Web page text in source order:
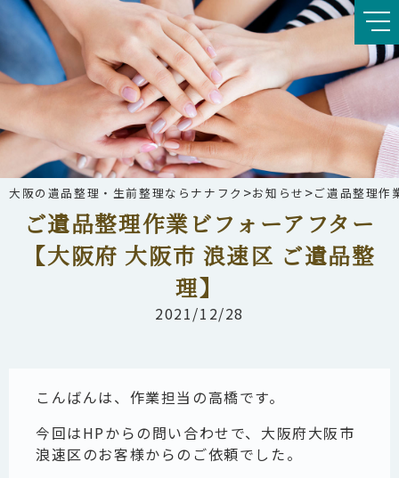
大阪の遺品整理・生前整理ならナナフク >お知らせ >ご遺品整理作
ご遺品整理作業ビフォーアフター
【大阪府 大阪市 浪速区 ご遺品整
理】
2021/12/28
こんばんは、作業担当の高橋です。
今回はHPからの問い合わせで、大阪府大阪市
浪速区のお客様からのご依頼でした。